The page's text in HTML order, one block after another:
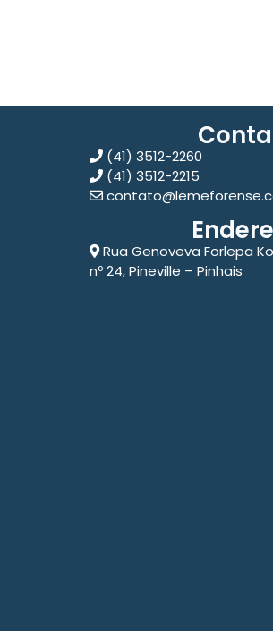
(41) 3512-2260
(41) 3512-2215
Rua Genoveva Forlepa
nº 24, Pineville – Pinhais